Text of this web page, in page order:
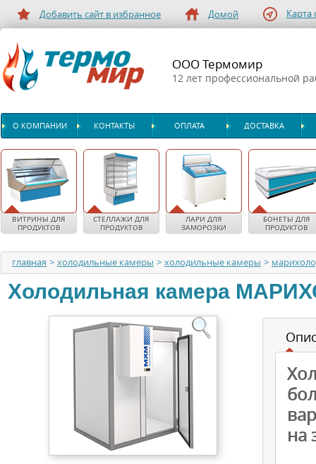
Добавить сайт в избранное Домой Карта
ООО Термомир
12 лет профессиональной
О КОМПАНИИ КОНТАКТЫ ОПЛАТА ДОСТАВКА
ВИТРИНЫ ДЛЯ
ПРОДУКТОВ
СТЕЛЛАЖИ ДЛЯ
ПРОДУКТОВ
ЛАРИ ДЛЯ
ЗАМОРОЗКИ
БОНЕТЫ ДЛЯ
ПРОДУКТОВ
главная > холодильные камеры > холодильные камеры >
Холодильная камера
на